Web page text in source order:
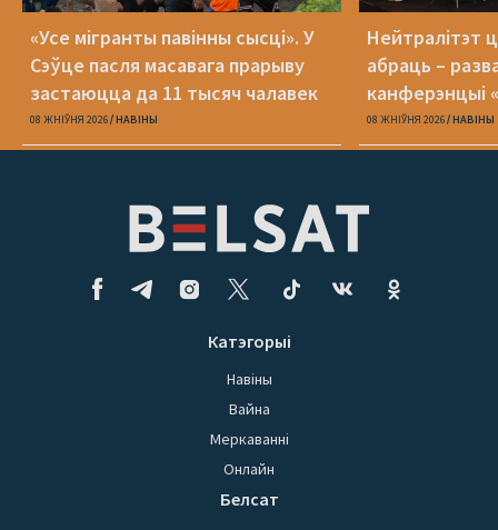
«Усе мігранты павінны сысці». У
Сэўце пасля масавага прарыву
застаюцца да 11 тысяч чалавек
08 ЖНІЎНЯ 2026 НАВІНЫ
Нейтралітэт
абраць –
канферэнцыі
08 ЖНІЎНЯ 2026 НАВІНЫ
Катэгорыі
Навіны
Вайна
Меркаванні
Онлайн
Белсат